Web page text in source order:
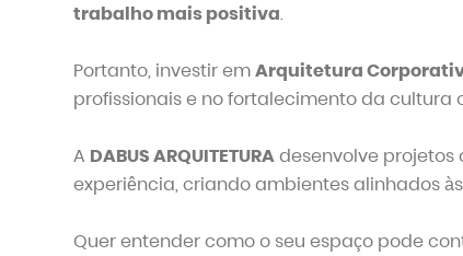
trabalho mais positiva.
Portanto, investir emArquitetura
profissionais e no fortalecimento da cultura
A DABUS ARQUITETURAdesenvolve
experiência, criando ambientes alinhados
Quer entender como o seu espaço pode